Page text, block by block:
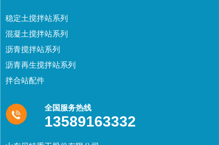
稳定土搅拌站系列
混凝土搅拌站系列
沥青搅拌站系列
沥青再生搅拌站系列
拌合站配件
全国服务热线
13589163332